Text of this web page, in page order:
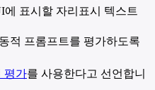
에 표시할 자리표시 텍스트
적 프롬프트를 평가하도록
평가를 사용한다고 선언합니